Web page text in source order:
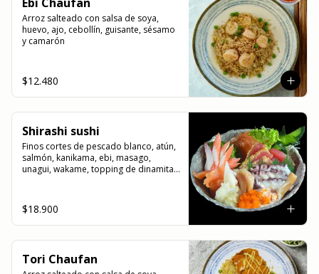
Arroz salteado con salsa de soya,
huevo, ajo, cebollín, guisante, sésamo
y camarón
$12.480
Shirashi sushi
Finos cortes de pescado blanco, atún,
salmón, kanikama, ebi, masago,
unagui, wakame, topping de dinamita ,
$18.900
Tori Chaufan